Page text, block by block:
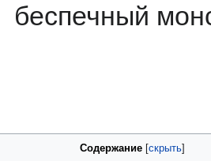
беспечный
Содержание